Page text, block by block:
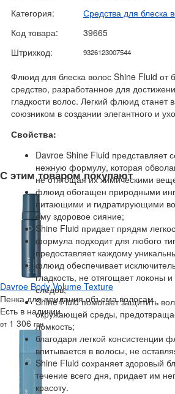
Категория:
Средства для блеска
Код товара:
39665
Штрихкод:
9326123007544
Флюид для блеска волос Shine Fluid от
средство, разработанное для
гладкости волос. Легкий флюид
союзником в создании элегантного и
Свойства:
Davroe Shine Fluid представляет
нежную формулу, которая
не отягощая их химическими
флюид обогащен природными
питающими и гидратирующими
ему здоровое сияние;
Shine Fluid придает прядям
формула подходит для любого
предоставляет каждому
флюид обеспечивает
гладкость, не отягощает локоны
следов;
Shine Fluid помогает защитить
окружающей среды,
ломкость;
благодаря легкой консистенции
впитывается в волосы, не
Shine Fluid сохраняет здоровый
течение всего дня, придает им
красоту.
С этим товаром покупают
Davroe Body Volume Texture
Пенка для придания объема волосам
Есть в наличии
от 1 306 грн